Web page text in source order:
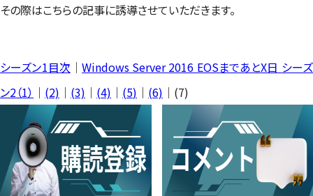
その際はこちらの記事に誘導させていただきます。
シーズン1目次 ｜Windows Server 2016 EOSまであとX日 シーズ
ン2（1） ｜ (2) ｜ (3) ｜ (4) ｜ (5) ｜ (6) ｜(7)